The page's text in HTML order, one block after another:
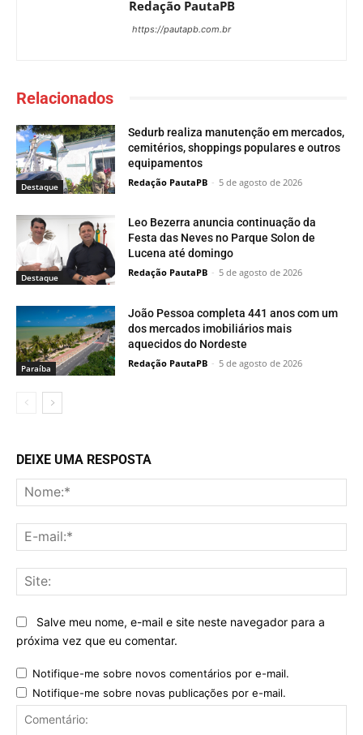
Redação PautaPB
https://pautapb.com.br
Relacionados
Destaque
Sedurb realiza manutenção em mercados,
cemitérios, shoppings populares e outros
equipamentos
Redação PautaPB - 5 de agosto de 2026
Destaque
Leo Bezerra anuncia continuação da
Festa das Neves no Parque Solon de
Lucena até domingo
Redação PautaPB - 5 de agosto de 2026
Paraí­ba
João Pessoa completa 441 anos com um
dos mercados imobiliários mais
aquecidos do Nordeste
Redação PautaPB - 5 de agosto de 2026
DEIXE UMA RESPOSTA
Salve meu nome, e-mail e site neste navegador para a
próxima vez que eu comentar.
Notifique-me sobre novos comentários por e-mail.
Notifique-me sobre novas publicações por e-mail.